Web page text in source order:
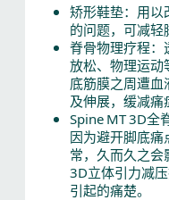
矫形鞋垫：用以
的问题，可减轻
脊骨物理疗程：
放松、物理运动
底筋膜之周遭
及伸展，缓减痛
Spine MT 3D全
因为避开脚底
常，久而久之
3D立体引力减
引起的痛楚。